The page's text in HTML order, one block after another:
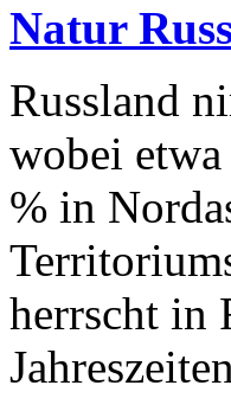
Natur
Russland
wobei
% in
herrscht in